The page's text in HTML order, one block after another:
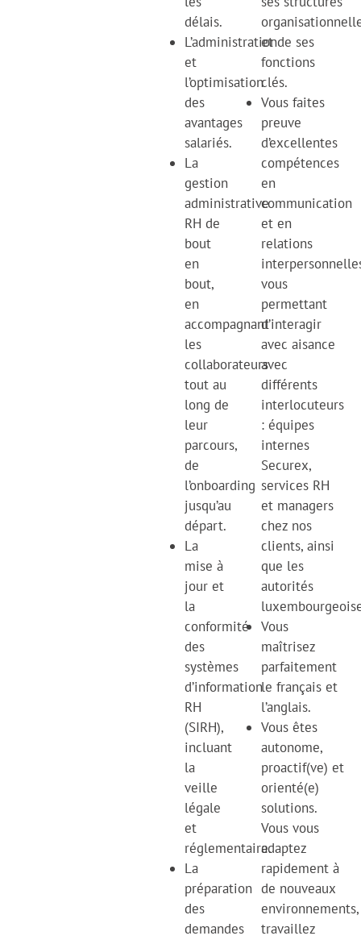
délais.
L’administration
et
l’optimisation
des
avantages
salariés.
La
gestion
administrative
RH de
bout
en
bout,
en
accompagnant
les
collaborateurs
tout au
long de
leur
parcours,
de
l’onboarding
jusqu’au
départ.
La
mise à
jour et
la
conformité
des
systèmes
d’information
RH
(SIRH),
incluant
la
veille
légale
et
réglementaire.
La
préparation
des
demandes
et de ses
fonctions
clés.
Vous faites
preuve
d’excellentes
compétences
en
communication
et en
relations
vous
permettant
d’interagir
avec aisance
avec
différents
interlocuteurs
: équipes
internes
Securex,
services RH
et managers
chez nos
clients, ainsi
que les
autorités
Vous
maîtrisez
parfaitement
le français et
l’anglais.
Vous êtes
autonome,
proactif(ve) et
orienté(e)
solutions.
Vous vous
adaptez
rapidement à
de nouveaux
environnements,
travaillez